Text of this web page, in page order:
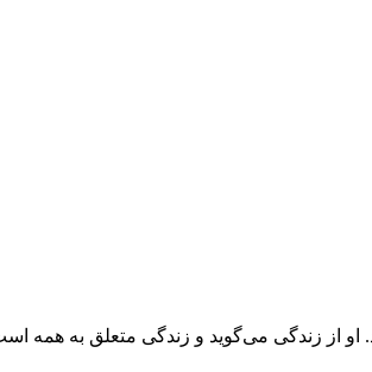
از زندگی می‌گوید و زندگی متعلق به همه